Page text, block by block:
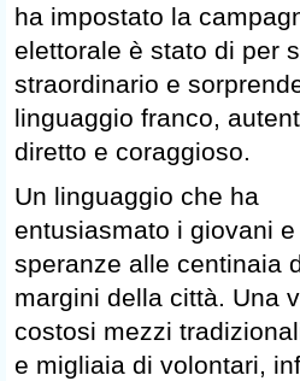
ha impostato la
elettorale è stato di per
straordinario e
linguaggio franco,
diretto e coraggioso.
Un linguaggio che ha
entusiasmato i giovani e
speranze alle centinaia
margini della città. Una
costosi mezzi
e migliaia di volontari,